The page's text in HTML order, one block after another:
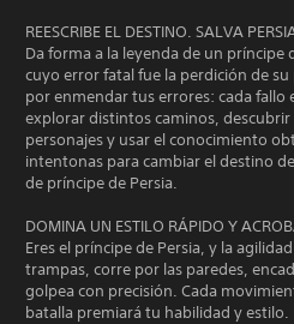
REESCRIBE EL DESTINO. SALVA
Da forma a la leyenda de un príncipe
cuyo error fatal fue la perdición de
por enmendar tus errores: cada fallo
explorar distintos caminos, descubrir
personajes y usar el conocimiento
intentonas para cambiar el destino
de príncipe de Persia.
DOMINA UN ESTILO RÁPIDO Y
Eres el príncipe de Persia, y la
trampas, corre por las paredes,
golpea con precisión. Cada
batalla premiará tu habilidad y estilo.